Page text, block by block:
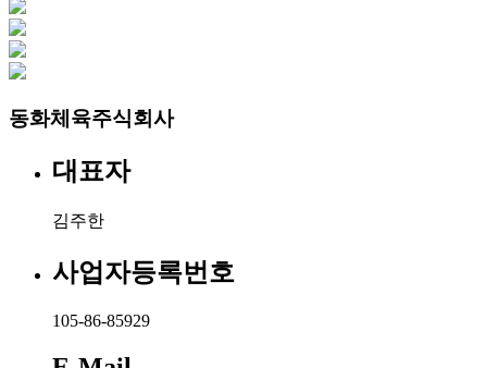
동화체육주식회사
대표자
김주한
사업자등록번호
105-86-85929